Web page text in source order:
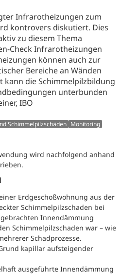
Infrarotheizungen zum
kontrovers diskutiert. Dies
zu diesem Thema
Check Infrarotheizungen
können auch zur
Bereiche an Wänden
kann die Schimmelpilzbildung
unterbunden
IBO
Schimmelpilzschäden Monitoring
wird nachfolgend anhand
Erdgeschoßwohnung aus der
Schimmelpilzschaden bei
Innendämmung
Schimmelpilzschaden war – wie
Schadprozesse.
kapillar aufsteigender
ausgeführte Innendämmung